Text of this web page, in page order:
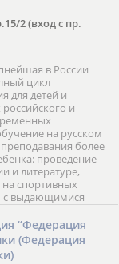
2 (вход с пр.
в России
цикл
для детей и
и
на русском
более
проведение
и литературе,
спортивных
с выдающимися
обучение в
круглые столы
фестивалей;
“Федерация
(Федерация